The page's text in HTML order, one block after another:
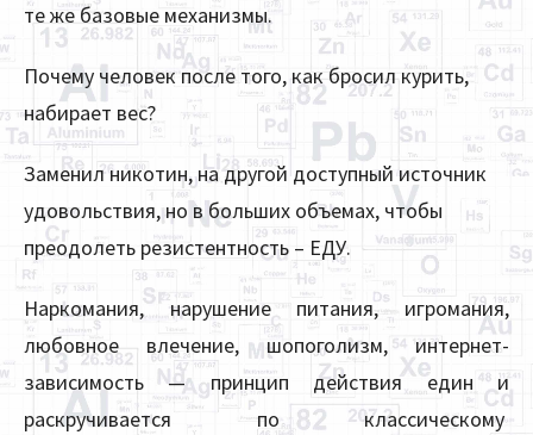
те же базовые механизмы.
Почему человек после того, как бросил курить,
набирает вес?
Заменил никотин, на другой доступный источник
удовольствия, но в больших объемах, чтобы
преодолеть резистентность – ЕДУ.
Наркомания, нарушение питания, игромания,
любовное влечение, шопоголизм, интернет-
зависимость — принцип действия един и
раскручивается по классическому